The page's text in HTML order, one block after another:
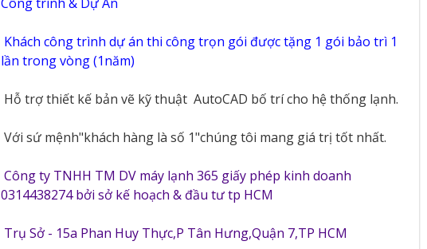
Khách công trình dự án thi công trọn gói được tặng 1 gói bảo trì 1
lần trong vòng (1năm)
Hỗ trợ thiết kế bản vẽ kỹ thuật AutoCAD bố trí cho hệ thống lạnh.
Với sứ mệnh"khách hàng là số 1"chúng tôi mang giá trị tốt nhất.
Công ty TNHH TM DV máy lạnh 365 giấy phép kinh doanh
0314438274 bởi sở kế hoạch & đầu tư tp HCM
Trụ Sở - 15a Phan Huy Thực,P Tân Hưng,Quận 7,TP HCM